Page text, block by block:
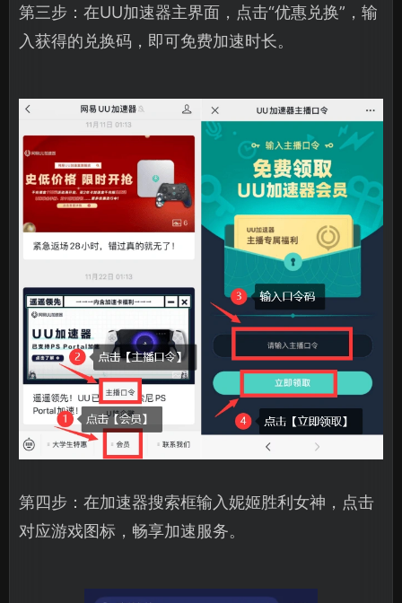
第三步：在UU加速器主界面，点击“优惠兑换”，输
入获得的兑换码，即可免费加速时长。
第四步：在加速器搜索框输入妮姬胜利女神，点击
对应游戏图标，畅享加速服务。